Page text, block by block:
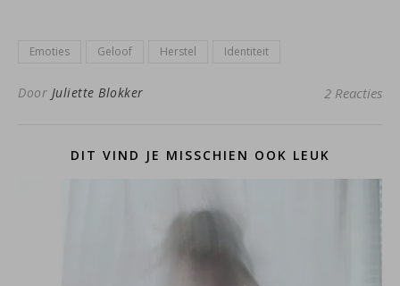
Emoties Geloof Herstel Identiteit
Door Juliette Blokker 2 Reacties
DIT VIND JE MISSCHIEN OOK LEUK